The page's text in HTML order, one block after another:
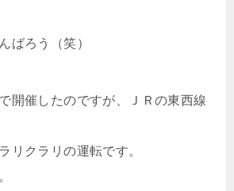
ばろう（笑）
開催したのですが、ＪＲの東西線
クラリの運転です。